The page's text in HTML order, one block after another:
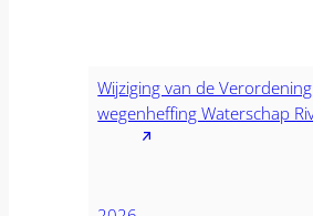
Wijziging van de
wegenheffing Waterschap